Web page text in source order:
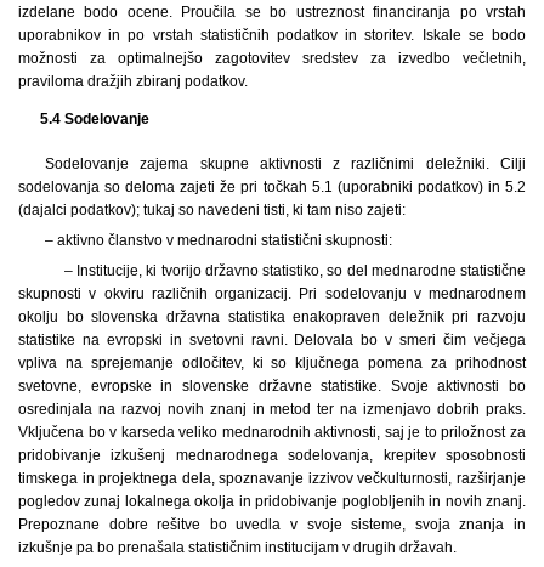
izdelane bodo ocene. Proučila se bo ustreznost financiranja po vrstah
uporabnikov in po vrstah statističnih podatkov in storitev. Iskale se bodo
možnosti za optimalnejšo zagotovitev sredstev za izvedbo večletnih,
praviloma dražjih zbiranj podatkov.
5.4 Sodelovanje
Sodelovanje zajema skupne aktivnosti z različnimi deležniki. Cilji
sodelovanja so deloma zajeti že pri točkah 5.1 (uporabniki podatkov) in 5.2
(dajalci podatkov); tukaj so navedeni tisti, ki tam niso zajeti:
– aktivno članstvo v mednarodni statistični skupnosti:
– Institucije, ki tvorijo državno statistiko, so del mednarodne statistične
skupnosti v okviru različnih organizacij. Pri sodelovanju v mednarodnem
okolju bo slovenska državna statistika enakopraven deležnik pri razvoju
statistike na evropski in svetovni ravni. Delovala bo v smeri čim večjega
vpliva na sprejemanje odločitev, ki so ključnega pomena za prihodnost
svetovne, evropske in slovenske državne statistike. Svoje aktivnosti bo
osredinjala na razvoj novih znanj in metod ter na izmenjavo dobrih praks.
Vključena bo v karseda veliko mednarodnih aktivnosti, saj je to priložnost za
pridobivanje izkušenj mednarodnega sodelovanja, krepitev sposobnosti
timskega in projektnega dela, spoznavanje izzivov večkulturnosti, razširjanje
pogledov zunaj lokalnega okolja in pridobivanje poglobljenih in novih znanj.
Prepoznane dobre rešitve bo uvedla v svoje sisteme, svoja znanja in
izkušnje pa bo prenašala statističnim institucijam v drugih državah.